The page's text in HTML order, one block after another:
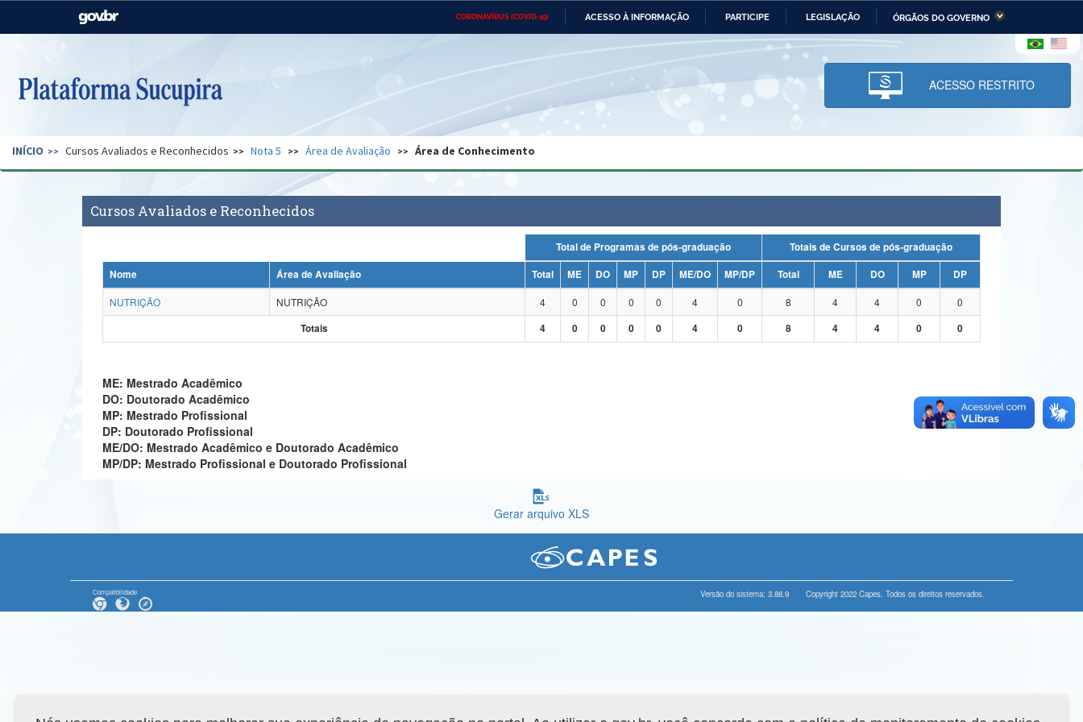
CORONAVÍRUS (COVID-19) ACESSO À INFORMAÇÃO PARTICIPE LEGISLAÇÃO ÓRGÃOS DO GOVERNO
Casa Civil Ministério das Relações Ministério da Economia Ministério da Infraestrutura
Pecuária e Abastecimento
Ministério da Ciência,
Tecnologia, Inovações e
Comunicações
Ministério do Desenvolvimento
Regional e dos Direitos Humanos
Secretaria de Governo Gabinete de Segurança Advocacia-Geral da União Banco Central do Brasil Planalto
ACESSO RESTRITO
INÍCIO Cursos Avaliados e Reconhecidos Nota 5 Área de Avaliação Área de Conhecimento
Cursos Avaliados e Reconhecidos
Total de Programas de pós-graduação
Totais de Cursos de pós-graduação
Nome
Área de Avaliação Total ME DO MP DP ME/DO MP/DP Total ME DO MP
DP
NUTRIÇÃO
NUTRIÇÃO 4 0 0 0 0 4 0 8 4 4 0
0
Totais
4 0 0 0 0 4 0 8 4 4 0 0
ME: Mestrado Acadêmico
DO: Doutorado Acadêmico
MP: Mestrado Profissional
DP: Doutorado Profissional
ME/DO: Mestrado Acadêmico e Doutorado Acadêmico
MP/DP: Mestrado Profissional e Doutorado Profissional
Gerar arquivo XLS
Compatibilidade Versão do sistema: 3.88.9 Copyright 2022 Capes. Todos os direitos reservados.